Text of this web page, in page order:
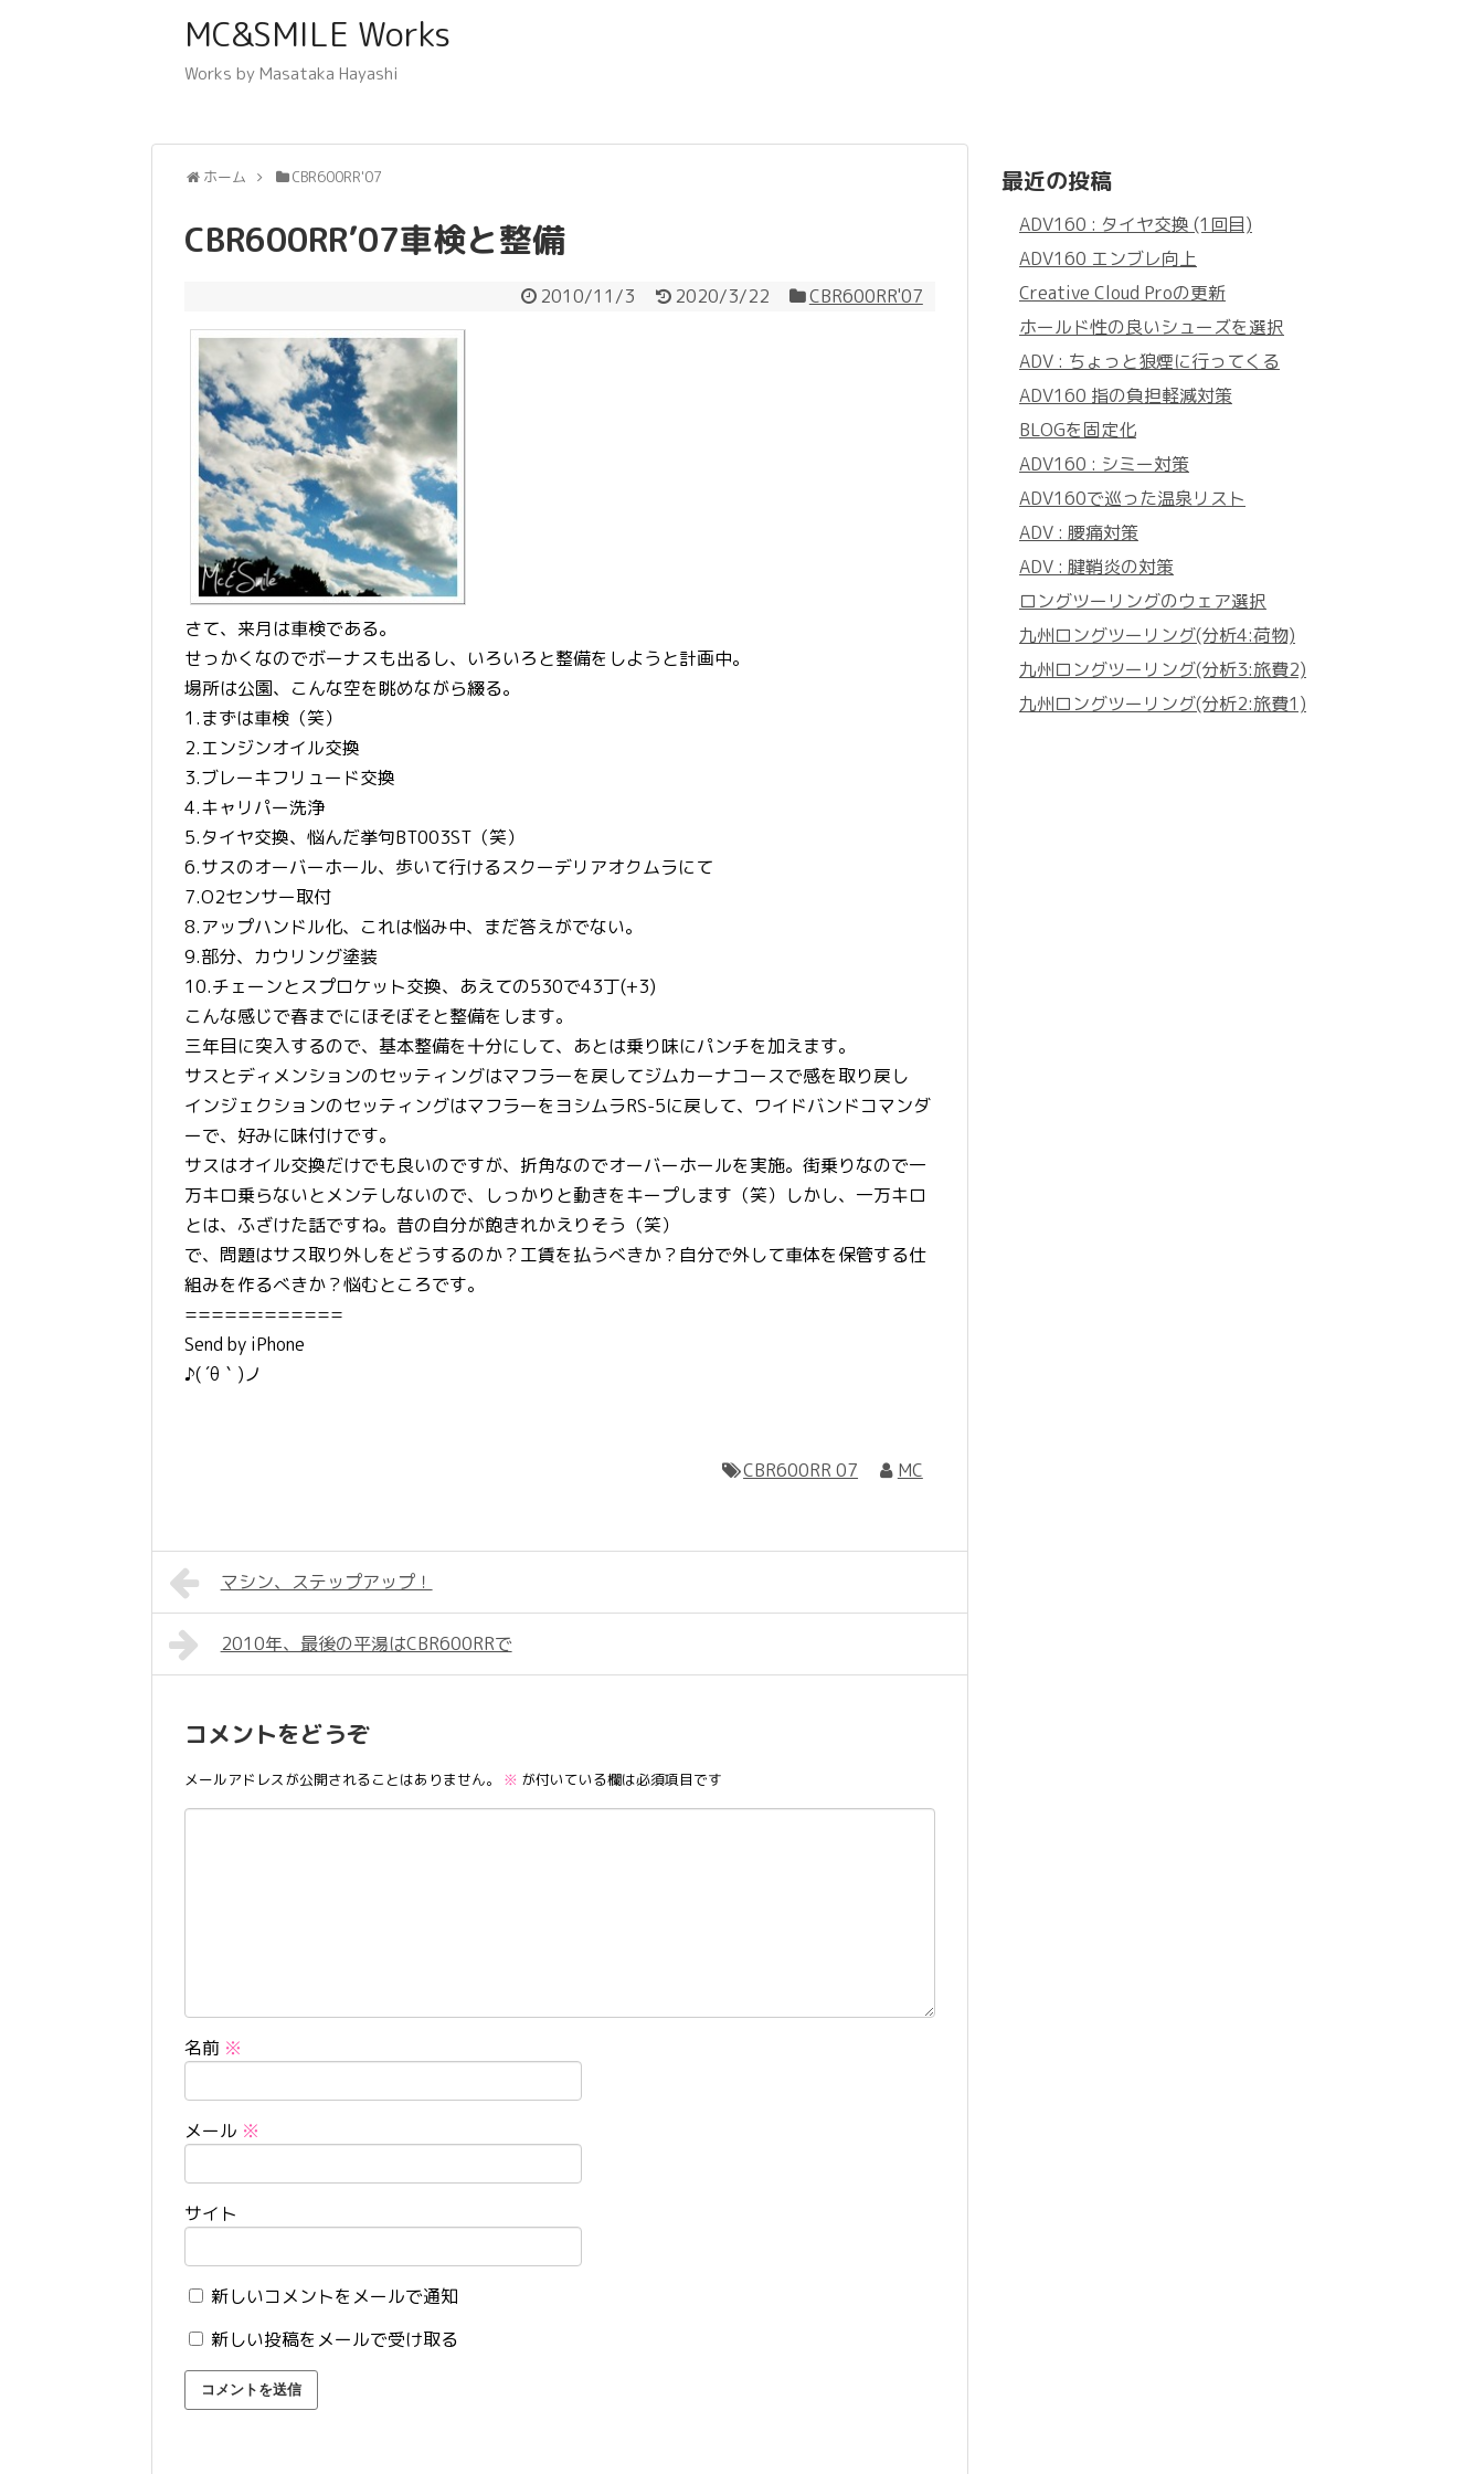
MC&SMILE Works
Works by Masataka Hayashi
ホーム CBR600RR'07
CBR600RR’07車検と整備
2010/11/3 2020/3/22 CBR600RR'07
さて、来月は車検である。
せっかくなのでボーナスも出るし、いろいろと整備をしようと計画中。
場所は公園、こんな空を眺めながら綴る。
1.まずは車検（笑）
2.エンジンオイル交換
3.ブレーキフリュード交換
4.キャリパー洗浄
5.タイヤ交換、悩んだ挙句BT003ST（笑）
6.サスのオーバーホール、歩いて行けるスクーデリアオクムラにて
7.O2センサー取付
8.アップハンドル化、これは悩み中、まだ答えがでない。
9.部分、カウリング塗装
10.チェーンとスプロケット交換、あえての530で43丁(+3)
こんな感じで春までにほそぼそと整備をします。
三年目に突入するので、基本整備を十分にして、あとは乗り味にパンチを加えます。
サスとディメンションのセッティングはマフラーを戻してジムカーナコースで感を取り戻し
インジェクションのセッティングはマフラーをヨシムラRS-5に戻して、ワイドバンドコマンダ
ーで、好みに味付けです。
サスはオイル交換だけでも良いのですが、折角なのでオーバーホールを実施。街乗りなので一
万キロ乗らないとメンテしないので、しっかりと動きをキープします（笑）しかし、一万キロ
とは、ふざけた話ですね。昔の自分が飽きれかえりそう（笑）
で、問題はサス取り外しをどうするのか？工賃を払うべきか？自分で外して車体を保管する仕
組みを作るべきか？悩むところです。
============
Send by iPhone
♪( ´θ｀)ノ
CBR600RR 07 MC
マシン、ステップアップ！
2010年、最後の平湯はCBR600RRで
コメントをどうぞ
メールアドレスが公開されることはありません。 ※ が付いている欄は必須項目です
名前 ※
メール ※
サイト
新しいコメントをメールで通知
新しい投稿をメールで受け取る
最近の投稿
ADV160 : タイヤ交換 (1回目)
ADV160 エンブレ向上
Creative Cloud Proの更新
ホールド性の良いシューズを選択
ADV : ちょっと狼煙に行ってくる
ADV160 指の負担軽減対策
BLOGを固定化
ADV160 : シミー対策
ADV160で巡った温泉リスト
ADV : 腰痛対策
ADV : 腱鞘炎の対策
ロングツーリングのウェア選択
九州ロングツーリング(分析4:荷物)
九州ロングツーリング(分析3:旅費2)
九州ロングツーリング(分析2:旅費1)